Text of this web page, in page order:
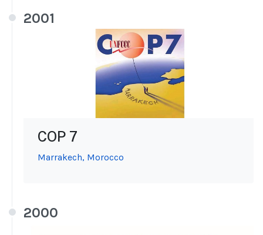
2001
COP 7
Marrakech, Morocco
2000